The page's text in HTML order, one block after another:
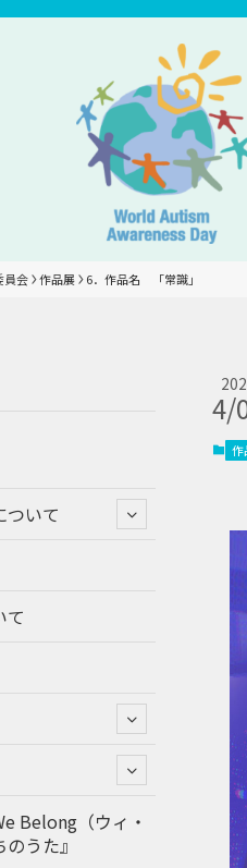
員会 作品展 6．作品名　「常識」
4/
作
ついて
て
Belong（ウィ・
うた』